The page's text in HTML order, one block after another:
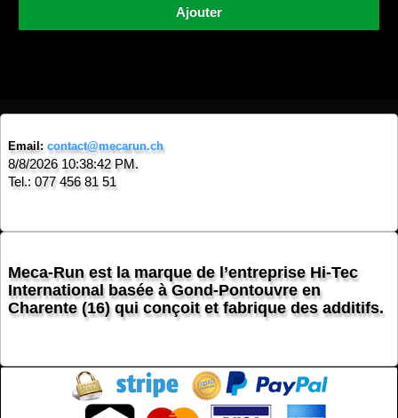
Ajouter
Email: contact@mecarun.ch
8/8/2026 10:38:42 PM.
Tel.: 077 456 81 51
Meca-Run est la marque de l’entreprise Hi-Tec
International basée à Gond-Pontouvre en
Charente (16) qui conçoit et fabrique des additifs.